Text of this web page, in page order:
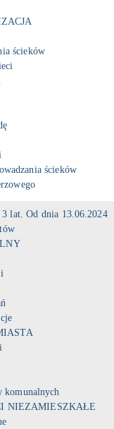
ścieków
ścieków
lat. Od dnia 13.06.2024
komunalnych
NIEZAMIESZKAŁE